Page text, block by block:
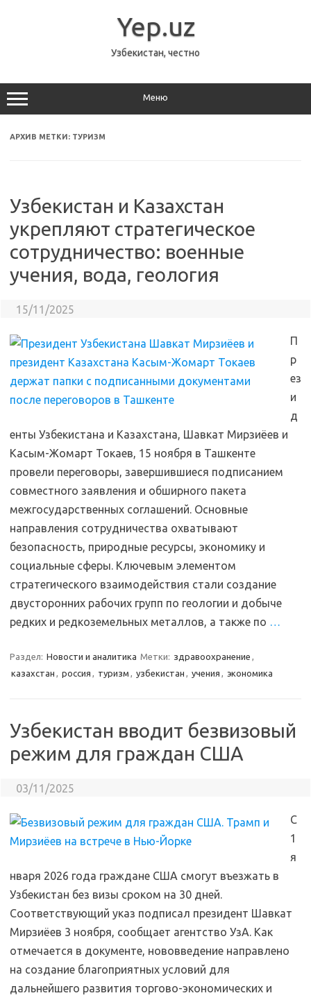
Yep.uz
Узбекистан, честно
Меню
АРХИВ МЕТКИ: ТУРИЗМ
Узбекистан и Казахстан
укрепляют стратегическое
сотрудничество: военные
учения, вода, геология
15/11/2025
П
р
ез
и
д
енты Узбекистана и Казахстана, Шавкат Мирзиёев и
Касым-Жомарт Токаев, 15 ноября в Ташкенте
провели переговоры, завершившиеся подписанием
совместного заявления и обширного пакета
межгосударственных соглашений. Основные
направления сотрудничества охватывают
безопасность, природные ресурсы, экономику и
социальные сферы. Ключевым элементом
стратегического взаимодействия стали создание
двусторонних рабочих групп по геологии и добыче
редких и редкоземельных металлов, а также по …
Раздел: Новости и аналитика Метки: здравоохранение ,
казахстан , россия , туризм , узбекистан , учения , экономика
Узбекистан вводит безвизовый
режим для граждан США
03/11/2025
С
1
я
нваря 2026 года граждане США смогут въезжать в
Узбекистан без визы сроком на 30 дней.
Соответствующий указ подписал президент Шавкат
Мирзиёев 3 ноября, сообщает агентство УзА. Как
отмечается в документе, нововведение направлено
на создание благоприятных условий для
дальнейшего развития торгово-экономических и